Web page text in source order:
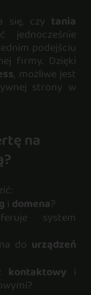
się, czy tania
jednocześnie
podejściu
firmy. Dzięki
, możliwe jest
strony w
na
i domena?
system
do urządzeń
kontaktowy i